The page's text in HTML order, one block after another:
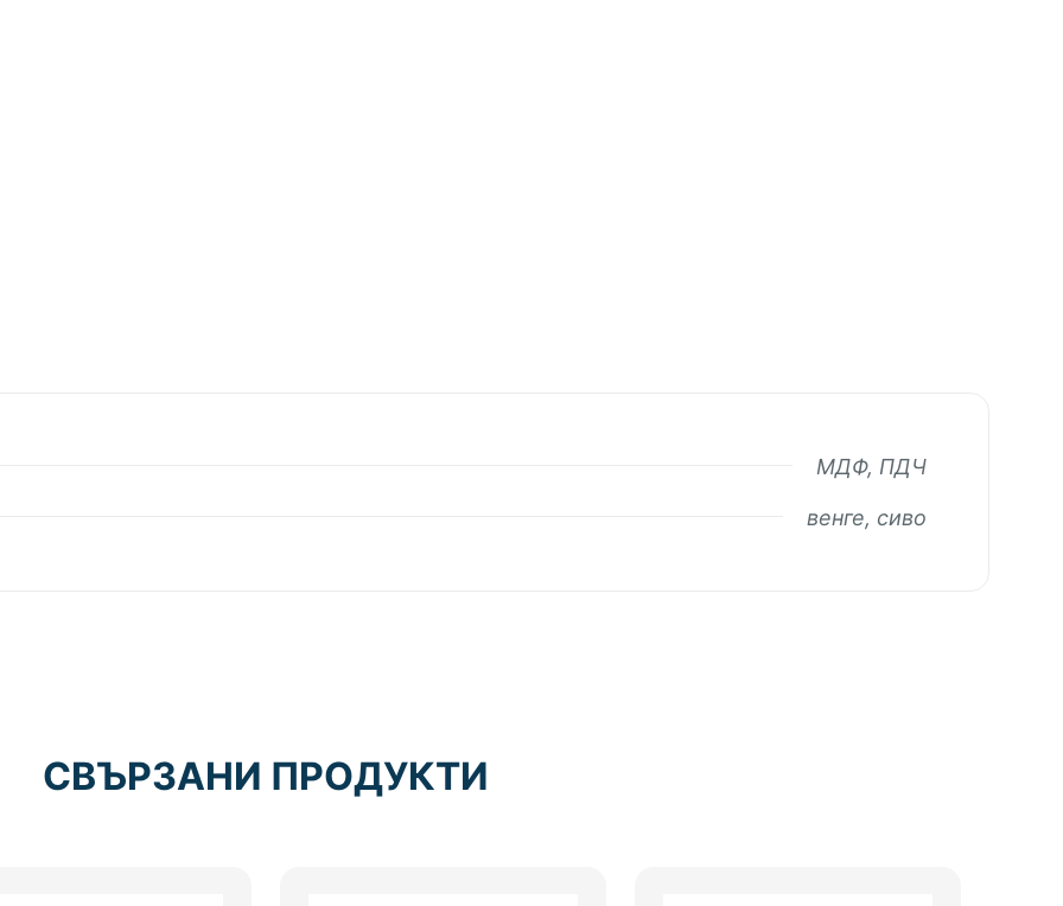
МДФ, ПДЧ
венге, сиво
СВЪРЗАНИ ПРОДУКТИ